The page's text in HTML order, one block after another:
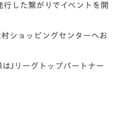
した繋がりでイベントを開
ショッピングセンターへお
Jリーグトップパートナー